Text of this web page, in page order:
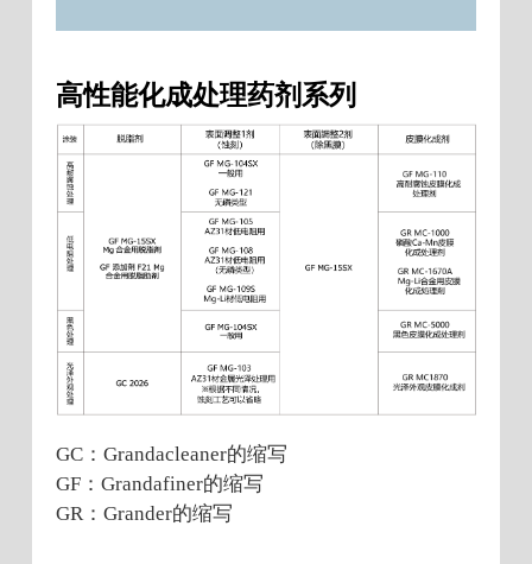
高性能化成处理药剂系列
GC：Grandacleaner的缩写
GF：Grandafiner的缩写
GR：Grander的缩写